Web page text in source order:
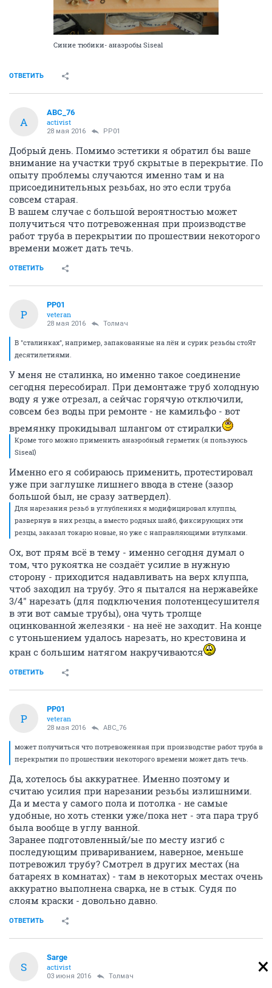
Синие тюбики- анаэробы Siseal
ОТВЕТИТЬ
A
ABC_76
activist
28 мая 2016 PP01
Добрый день. Помимо эстетики я обратил бы ваше
внимание на участки труб скрытые в перекрытие. По
опыту проблемы случаются именно там и на
присоединительных резьбах, но это если труба
совсем старая.
В вашем случае с большой вероятностью может
получиться что потревоженная при производстве
работ труба в перекрытии по прошествии некоторого
времени может дать течь.
ОТВЕТИТЬ
P
PP01
veteran
28 мая 2016 Толмач
В "сталинках", например, запакованные на лён и сурик резьбы стоЯт
десятилетиями.
У меня не сталинка, но именно такое соединение
сегодня пересобирал. При демонтаже труб холодную
воду я уже отрезал, а сейчас горячую отключили,
совсем без воды при ремонте - не камильфо - вот
времянку прокидывал шлангом от стиралки
Кроме того можно применить анаэробный герметик (я пользуюсь
Siseal)
Именно его я собираюсь применить, протестировал
уже при заглушке лишнего ввода в стене (зазор
большой был, не сразу затвердел).
Для нарезания резьб в углублениях я модифицировал клуппы,
развернув в них резцы, а вместо родных шайб, фиксирующих эти
резцы, заказал токарю новые, но уже с направляющими втулками.
Ох, вот прям всё в тему - именно сегодня думал о
том, что рукоятка не создаёт усилие в нужную
сторону - приходится надавливать на верх клуппа,
чтоб заходил на трубу. Это я пытался на нержавейке
3/4" нарезать (для подключения полотенцесушителя
в эти вот самые трубы), она чуть тролще
оцинкованной железяки - на неё не заходит. На конце
с утоньшением удалось нарезать, но крестовина и
кран с большим натягом накручиваются
ОТВЕТИТЬ
P
PP01
veteran
28 мая 2016 ABC_76
может получиться что потревоженная при производстве работ труба в
перекрытии по прошествии некоторого времени может дать течь.
Да, хотелось бы аккуратнее. Именно поэтому и
считаю усилия при нарезании резьбы излишними.
Да и места у самого пола и потолка - не самые
удобные, но хоть стенки уже/пока нет - эта пара труб
была вообще в углу ванной.
Заранее подготовленный/ые по месту изгиб с
последующим привариванием, наверное, меньше
потревожил трубу? Смотрел в других местах (на
батареях в комнатах) - там в некоторых местах очень
аккуратно выполнена сварка, не в стык. Судя по
слоям краски - довольно давно.
ОТВЕТИТЬ
S
Sarge
activist
03 июня 2016 Толмач